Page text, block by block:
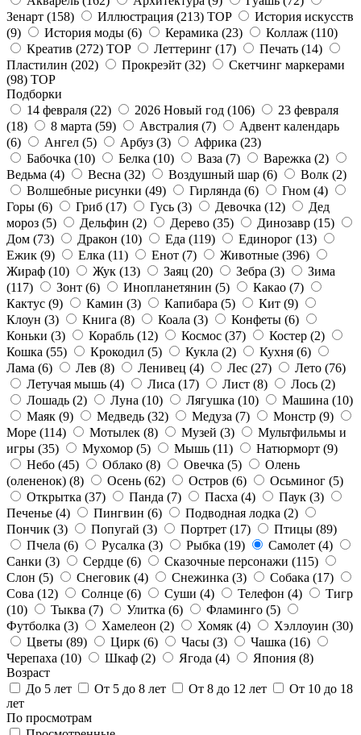
Зенарт (158) Иллюстрация (213) TOP
История искусств
(9)
История моды (6) Керамика (23) Коллаж (110)
Креатив (272) TOP Леттеринг (17) Печать (14)
Пластилин (202) Прокреэйт (32)
Скетчинг маркерами
(98) TOP
Подборки
14 февраля (22) 2026 Новый год (106)
23 февраля
(18)
8 марта (59) Австралия (7)
Адвент календарь
(6)
Ангел (5) Арбуз (3) Африка (23)
Бабочка (10) Белка (10) Ваза (7) Варежка (2)
Ведьма (4) Весна (32) Воздушный шар (6) Волк (2)
Волшебные рисунки (49) Гирлянда (6) Гном (4)
Горы (6) Гриб (17) Гусь (3) Девочка (12)
Дед
мороз (5) Дельфин (2) Дерево (35) Динозавр (15)
Дом (73) Дракон (10) Еда (119) Единорог (13)
Ежик (9) Елка (11) Енот (7) Животные (396)
Жираф (10) Жук (13) Заяц (20) Зебра (3)
Зима
(117)
Зонт (6) Инопланетянин (5) Какао (7)
Кактус (9) Камин (3) Капибара (5) Кит (9)
Клоун (3) Книга (8) Коала (3) Конфеты (6)
Коньки (3) Корабль (12) Космос (37) Костер (2)
Кошка (55) Крокодил (5) Кукла (2) Кухня (6)
Лама (6) Лев (8) Ленивец (4) Лес (27) Лето (76)
Летучая мышь (4) Лиса (17) Лист (8) Лось (2)
Лошадь (2) Луна (10) Лягушка (10) Машина (10)
Маяк (9) Медведь (32) Медуза (7) Монстр (9)
Море (114) Мотылек (8) Музей (3)
Мультфильмы и
игры (35) Мухомор (5) Мышь (11) Натюрморт (9)
Небо (45) Облако (8) Овечка (5)
Олень
(олененок) (8) Осень (62) Остров (6) Осьминог (5)
Открытка (37) Панда (7) Пасха (4) Паук (3)
Печенье (4) Пингвин (6) Подводная лодка (2)
Пончик (3) Попугай (3) Портрет (17) Птицы (89)
Пчела (6) Русалка (3) Рыбка (19) Самолет (4)
Санки (3) Сердце (6) Сказочные персонажи (115)
Слон (5) Снеговик (4) Снежинка (3) Собака (17)
Сова (12) Солнце (6) Суши (4) Телефон (4)
Тигр
(10)
Тыква (7) Улитка (6) Фламинго (5)
Футболка (3) Хамелеон (2) Хомяк (4) Хэллоуин (30)
Цветы (89) Цирк (6) Часы (3) Чашка (16)
Черепаха (10) Шкаф (2) Ягода (4) Япония (8)
Возраст
До 5 лет
От 5 до 8 лет От 8 до 12 лет
От 10 до 18
лет
По просмотрам